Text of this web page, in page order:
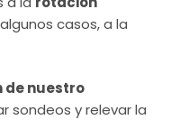
casos, a la
de nuestro
sondeos y relevar la